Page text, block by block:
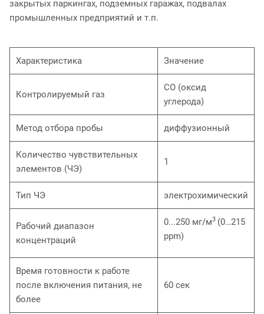
закрытых паркингах, подземных гаражах, подвалах
промышленных предприятий и т.п.
Характеристика Значение
Контролируемый газ
СО (оксид
углерода)
Метод отбора пробы диффузионный
Количество чувствительных
элементов (ЧЭ)
1
Тип ЧЭ электрохимический
Рабочий диапазон
концентраций
0...250 мг/м3 (0…215
ppm)
Время готовности к работе
после включения питания, не
более
60 сек